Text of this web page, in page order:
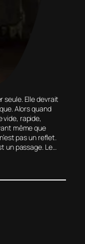
seule. Elle devrait
Alors quand
vide, rapide,
même que
pas un reflet.
un passage. Le…